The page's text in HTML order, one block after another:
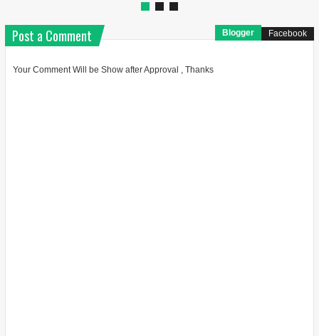
Post a Comment Blogger Facebook
Your Comment Will be Show after Approval , Thanks